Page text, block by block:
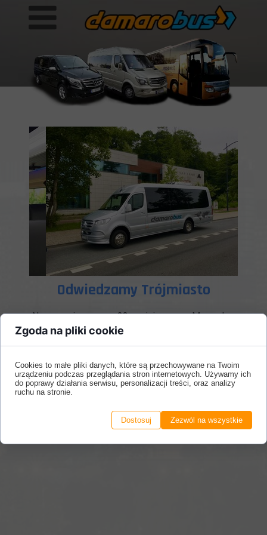
13 czerwca 2020
Nasz najnowszy 23 miejscowy Mercedes
Sprinter w czasie wyczekiwanego długiego
weekendu odwiedził Sopot oraz Gdańsk.
klimatyzacji, WiFi oraz gniazdkom USB do
ładowania smartfonów podróż była wyjątkowo
komfortowa dla każdego pasażera.
ElbaTravel sprawiła że znowu wróciliśmy na
Odwiedzamy Trójmiasto
Zgoda na pliki cookie
Cookies to małe pliki danych, które są przechowywane na Twoim
urządzeniu podczas przeglądania stron internetowych. Używamy ich
do poprawy działania serwisu, personalizacji treści, oraz analizy
ruchu na stronie.
Dostosuj Zezwól na wszystkie